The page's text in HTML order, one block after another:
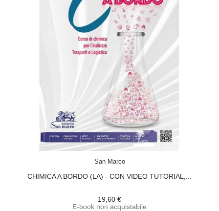
San Marco
CHIMICA A BORDO (LA) - CON VIDEO TUTORIAL,...
19,60 €
E-book non acquistabile